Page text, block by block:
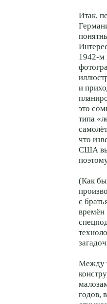
Итак,
1942-м
и
это
типа
что
США
(Как бы
с
времён
Между
годов,